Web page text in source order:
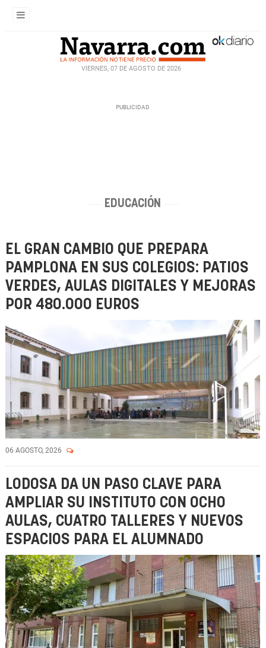
VIERNES, 07 DE AGOSTO DE 2026
EDUCACIÓN
EL GRAN CAMBIO QUE PREPARA
PAMPLONA EN SUS COLEGIOS: PATIOS
VERDES, AULAS DIGITALES Y MEJORAS
POR 480.000 EUROS
06 AGOSTO, 2026
LODOSA DA UN PASO CLAVE PARA
AMPLIAR SU INSTITUTO CON OCHO
AULAS, CUATRO TALLERES Y NUEVOS
ESPACIOS PARA EL ALUMNADO